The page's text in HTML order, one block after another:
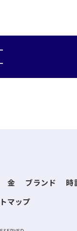
金 ブランド 時
マップ